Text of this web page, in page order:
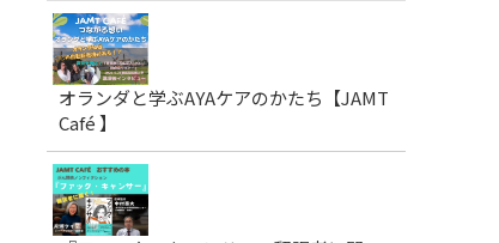
オランダと学ぶAYAケアのかたち【JAMT
Café 】